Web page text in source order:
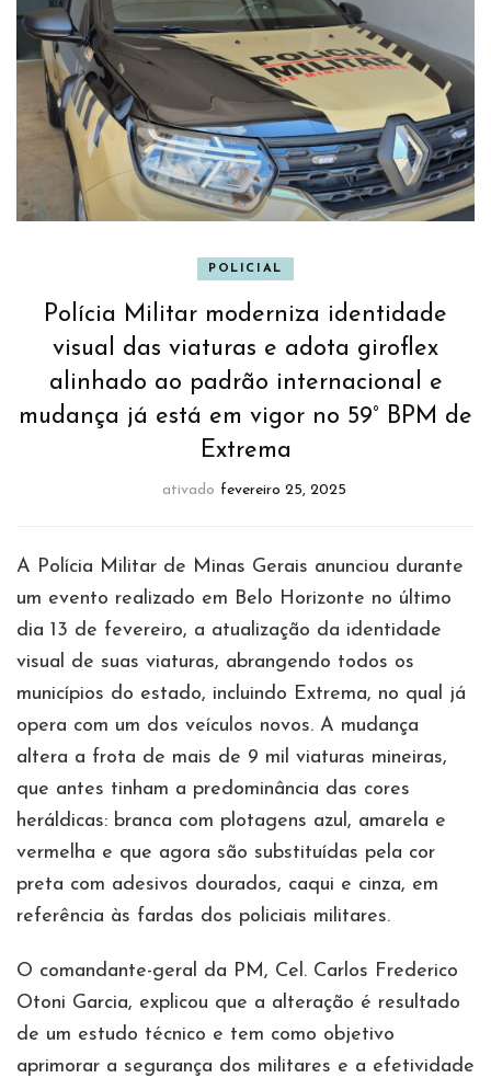
POLICIAL
Polícia Militar moderniza identidade
visual das viaturas e adota giroflex
alinhado ao padrão internacional e
mudança já está em vigor no 59° BPM de
Extrema
ativado fevereiro 25, 2025
A Polícia Militar de Minas Gerais anunciou durante
um evento realizado em Belo Horizonte no último
dia 13 de fevereiro, a atualização da identidade
visual de suas viaturas, abrangendo todos os
municípios do estado, incluindo Extrema, no qual já
opera com um dos veículos novos. A mudança
altera a frota de mais de 9 mil viaturas mineiras,
que antes tinham a predominância das cores
heráldicas: branca com plotagens azul, amarela e
vermelha e que agora são substituídas pela cor
preta com adesivos dourados, caqui e cinza, em
referência às fardas dos policiais militares.
O comandante-geral da PM, Cel. Carlos Frederico
Otoni Garcia, explicou que a alteração é resultado
de um estudo técnico e tem como objetivo
aprimorar a segurança dos militares e a efetividade